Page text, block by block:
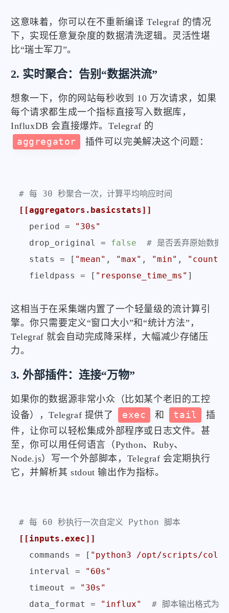
这意味着，你可以在不重新编译 Telegraf 的情况
下，实现任意复杂度的数据清洗逻辑。灵活性堪
比“瑞士军刀”。
2. 实时聚合：告别“数据洪流”
想象一下，你的网站每秒收到 10 万次请求，如果
每个请求都生成一个指标直接写入数据库，
InfluxDB 会直接爆炸。Telegraf 的
aggregator
插件可以完美解决这个问题：
# 每 30 秒聚合一次，计算平均响应时间
[[aggregators.basicstats]]
period =
"30s"
drop_original
= false
# 是否丢弃原始数据
stats
= [ "mean" , "max" , "min" , "count"
fieldpass
= [ "response_time_ms"
这相当于在采集端内置了一个轻量级的流计算引
擎。你只需要定义“窗口大小”和“统计方法”，
Telegraf 就会自动完成降采样，大幅减少存储压
力。
3. 外部插件：连接“万物”
如果你的数据源非常小众（比如某个老旧的工控
设备），Telegraf 提供了
exec 和 tail
插
件，让你可以轻松集成外部程序或日志文件。甚
至，你可以用任何语言（Python、Ruby、
Node.js）写一个外部脚本，Telegraf 会定期执行
它，并解析其 stdout 输出作为指标。
# 每 60 秒执行一次自定义 Python 脚本
[[inputs.exec]]
commands
= [ "python3 /opt/scripts/
interval
=
"60s"
timeout
=
"30s"
data_format
= "influx" # 脚本输出格式